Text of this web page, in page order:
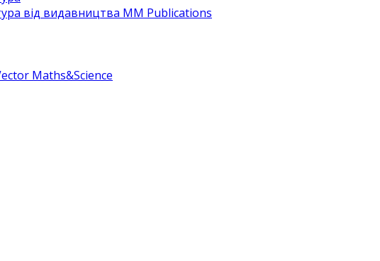
від видавництва MM Publications
Maths&Science